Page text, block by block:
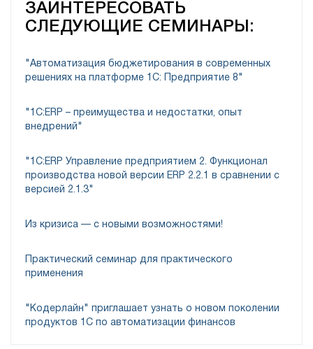
ЗАИНТЕРЕСОВАТЬ
СЛЕДУЮЩИЕ СЕМИНАРЫ:
"Автоматизация бюджетирования в современных
решениях на платформе 1С: Предприятие 8"
"1C:ERP – преимущества и недостатки, опыт
внедрений"
"1С:ERP Управление предприятием 2. Функционал
производства новой версии ERP 2.2.1 в сравнении с
версией 2.1.3"
Из кризиса — с новыми возможностями!
Практический семинар для практического
применения
"Кодерлайн" приглашает узнать о новом поколении
продуктов 1С по автоматизации финансов